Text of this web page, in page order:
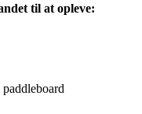
til at opleve: